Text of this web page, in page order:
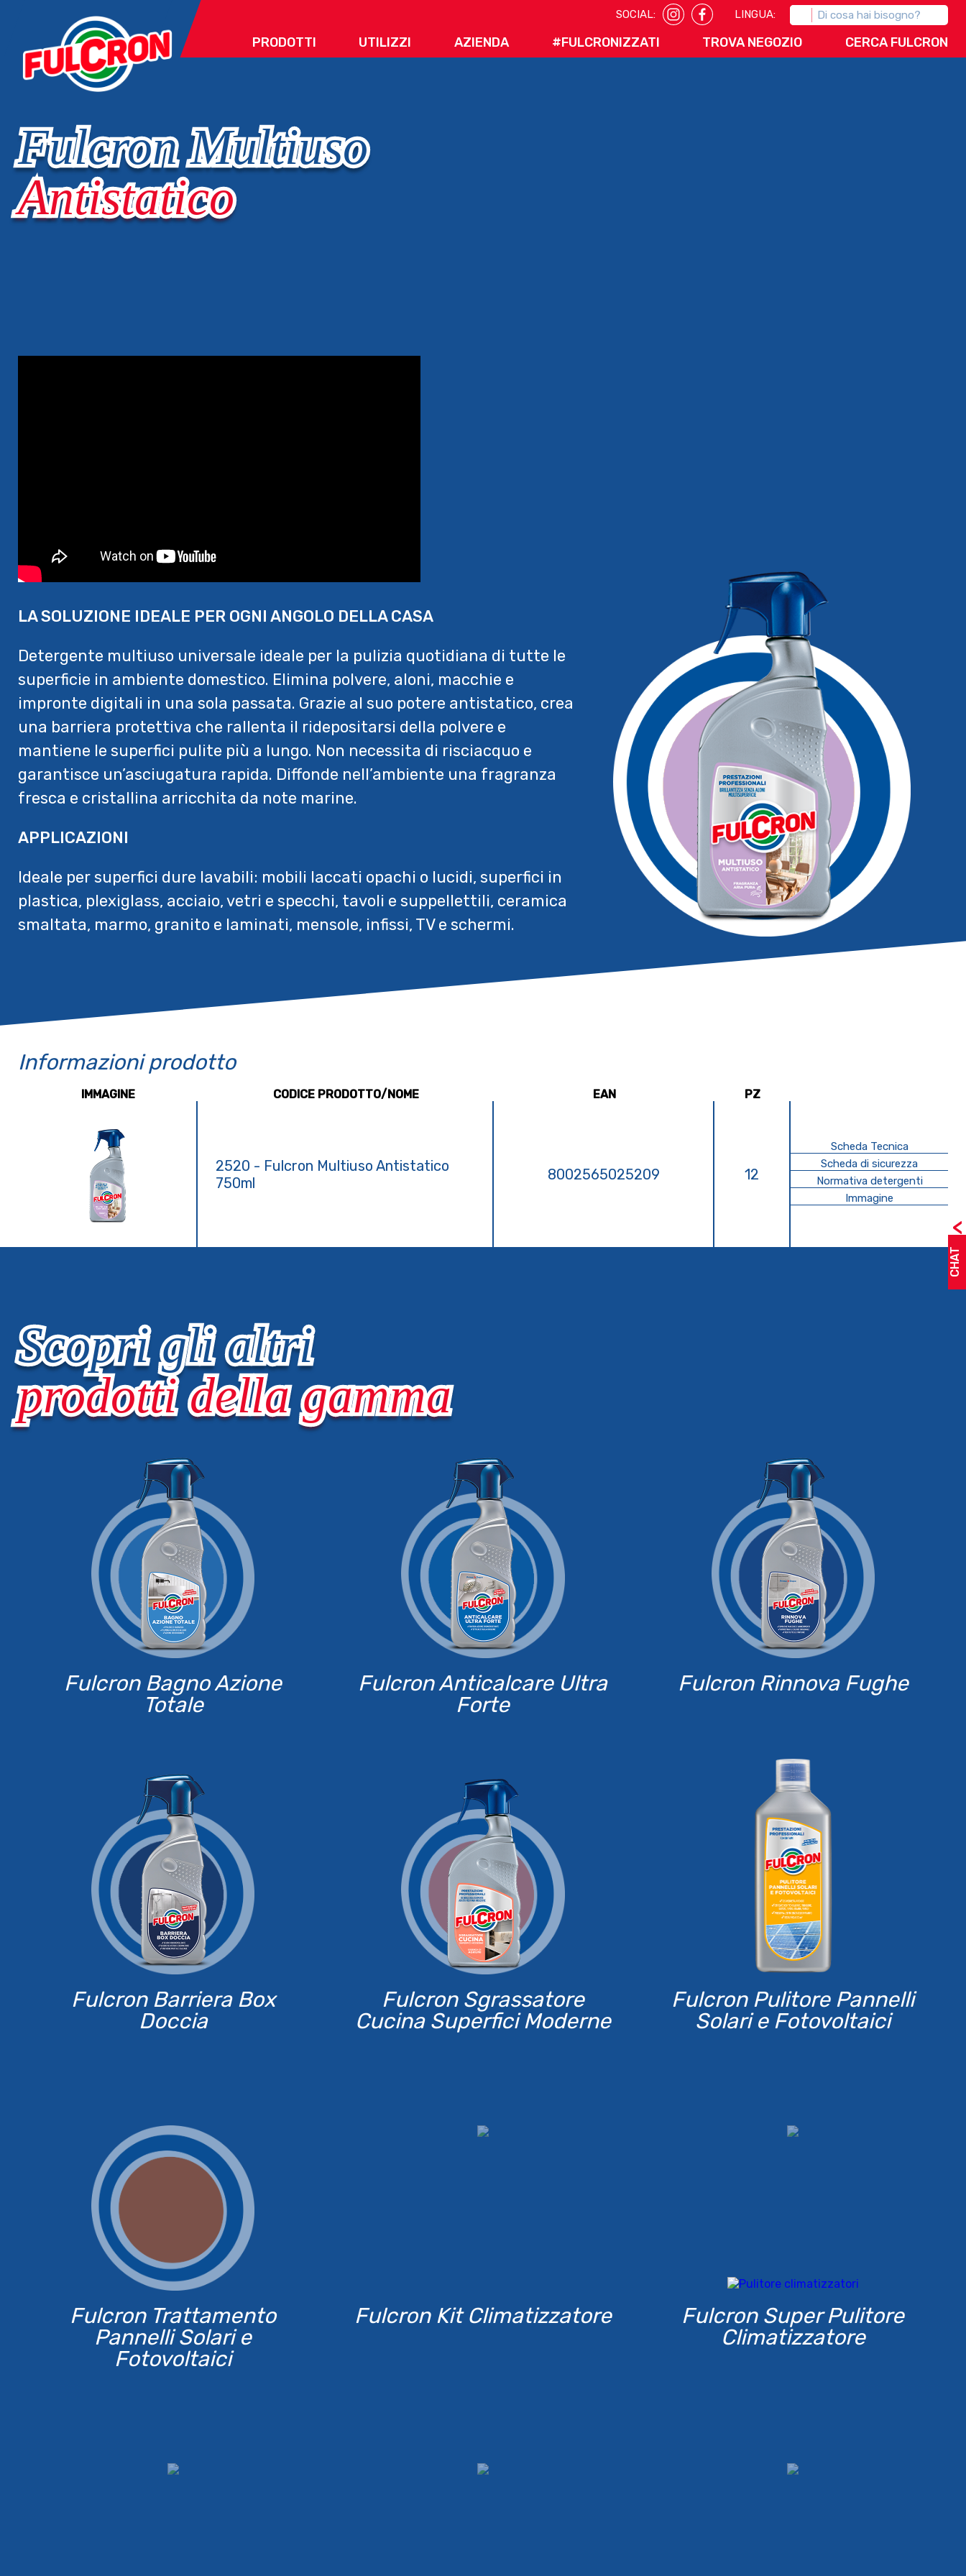
PRODOTTI UTILIZZI AZIENDA #FULCRONIZZATI TROVA NEGOZIO CERCA FULCRON
Fulcron Multiuso
Antistatico
LA SOLUZIONE IDEALE PER OGNI ANGOLO DELLA CASA
Detergente multiuso universale ideale per la pulizia quotidiana di tutte le
superficie in ambiente domestico. Elimina polvere, aloni, macchie e
impronte digitali in una sola passata. Grazie al suo potere antistatico, crea
una barriera protettiva che rallenta il ridepositarsi della polvere e
mantiene le superfici pulite più a lungo. Non necessita di risciacquo e
garantisce un’asciugatura rapida. Diffonde nell’ambiente una fragranza
fresca e cristallina arricchita da note marine.
APPLICAZIONI
Ideale per superfici dure lavabili: mobili laccati opachi o lucidi, superfici in
plastica, plexiglass, acciaio, vetri e specchi, tavoli e suppellettili, ceramica
smaltata, marmo, granito e laminati, mensole, infissi, TV e schermi.
Informazioni prodotto
IMMAGINE CODICE PRODOTTO/NOME EAN PZ
2520 - Fulcron Multiuso Antistatico
750ml
8002565025209 12
Scheda Tecnica
Scheda di sicurezza
Normativa detergenti
Immagine
Scopri gli altri
prodotti della gamma
Fulcron Bagno Azione
Totale
Fulcron Anticalcare Ultra
Forte
Fulcron Rinnova Fughe
Fulcron Barriera Box
Doccia
Fulcron Sgrassatore
Cucina Superfici Moderne
Fulcron Pulitore Pannelli
Solari e Fotovoltaici
Fulcron Trattamento
Pannelli Solari e
Fotovoltaici
Fulcron Kit Climatizzatore
Fulcron Super Pulitore
Climatizzatore
<
CHAT